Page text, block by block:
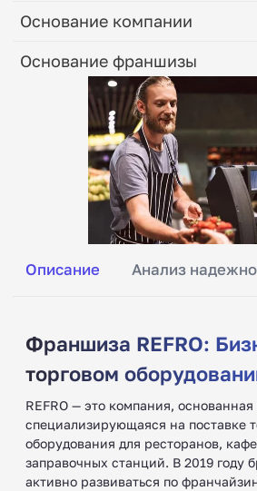
Описание Анализ
Франшиза REFRO:
торговом
REFRO — это компания,
специализирующаяся на поставке
оборудования для ресторанов,
заправочных станций. В 2019 году
активно развиваться по
Основание компании
Основание франшизы